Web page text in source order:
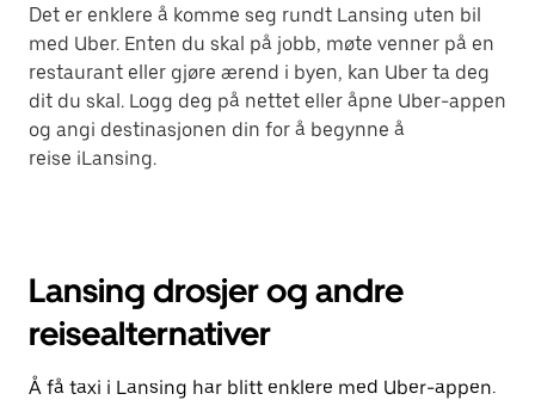
Det er enklere å komme seg rundt Lansing uten bil
med Uber. Enten du skal på jobb, møte venner på en
restaurant eller gjøre ærend i byen, kan Uber ta deg
dit du skal. Logg deg på nettet eller åpne Uber-appen
og angi destinasjonen din for å begynne å
reise iLansing.
Lansing drosjer og andre
reisealternativer
Å få taxi i Lansing har blitt enklere med Uber-appen.